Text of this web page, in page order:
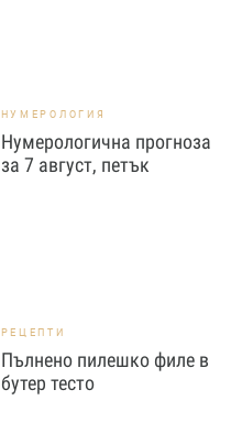
НУМЕРОЛОГИЯ
Нумерологична прогноза
за 7 август, петък
РЕЦЕПТИ
Пълнено пилешко филе в
бутер тесто